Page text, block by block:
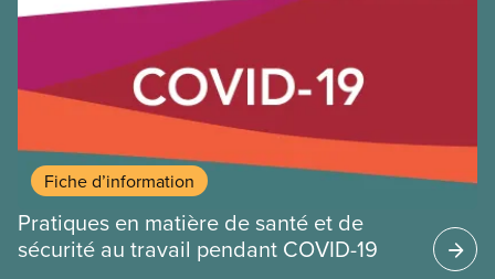
Fiche d’information
Pratiques en matière de santé et de
sécurité au travail pendant COVID-19